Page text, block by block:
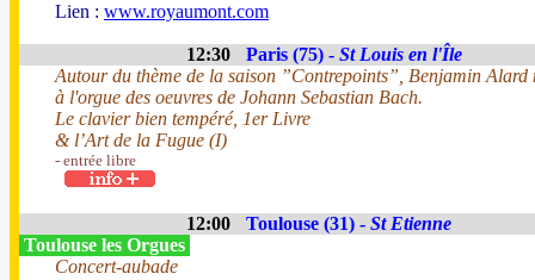
Lien : www.royaumont.com
12:30 Paris (75) - St Louis en l'Île
Autour du thème de la saison ”Contrepoints”, Benjamin
à l'orgue des oeuvres de Johann Sebastian Bach.
Le clavier bien tempéré, 1er Livre
& l’Art de la Fugue (I)
- entrée libre
12:00 Toulouse (31) - St Etienne
Toulouse les Orgues
Concert-aubade